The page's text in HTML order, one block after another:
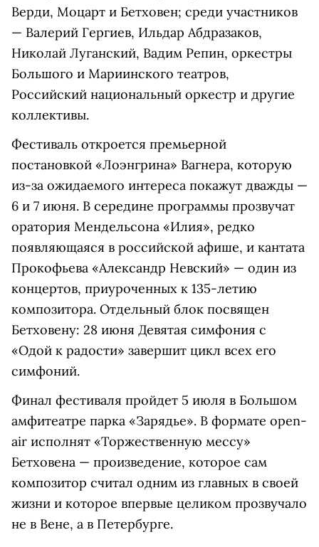
Верди, Моцарт и Бетховен; среди участников
— Валерий Гергиев, Ильдар Абдразаков,
Николай Луганский, Вадим Репин, оркестры
Большого и Мариинского театров,
Российский национальный оркестр и другие
коллективы.
Фестиваль откроется премьерной
постановкой «Лоэнгрина» Вагнера, которую
из-за ожидаемого интереса покажут дважды —
6 и 7 июня. В середине программы прозвучат
оратория Мендельсона «Илия», редко
появляющаяся в российской афише, и кантата
Прокофьева «Александр Невский» — один из
концертов, приуроченных к 135-летию
композитора. Отдельный блок посвящен
Бетховену: 28 июня Девятая симфония с
«Одой к радости» завершит цикл всех его
симфоний.
Финал фестиваля пройдет 5 июля в Большом
амфитеатре парка «Зарядье». В формате open-
air исполнят «Торжественную мессу»
Бетховена — произведение, которое сам
композитор считал одним из главных в своей
жизни и которое впервые целиком прозвучало
не в Вене, а в Петербурге.